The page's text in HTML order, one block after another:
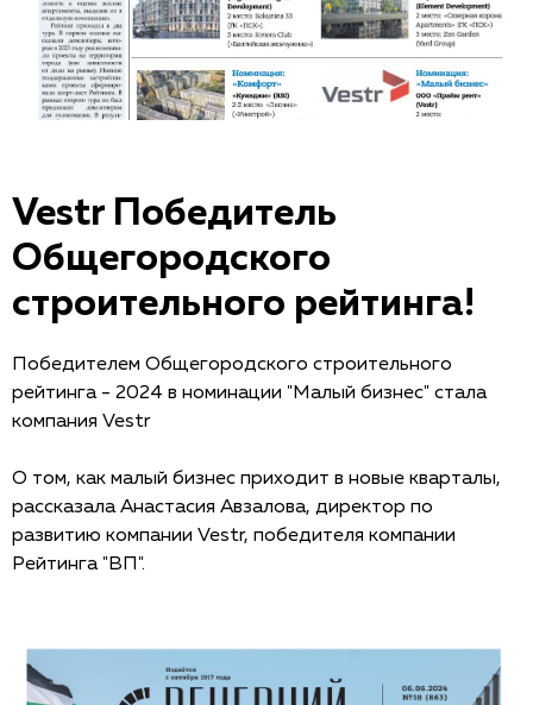
Vestr Победитель
Общегородского
строительного рейтинга!
Победителем Общегородского строительного
рейтинга - 2024 в номинации "Малый бизнес" стала
компания Vestr
О том, как малый бизнес приходит в новые кварталы,
рассказала Анастасия Авзалова, директор по
развитию компании Vestr, победителя компании
Рейтинга "ВП".